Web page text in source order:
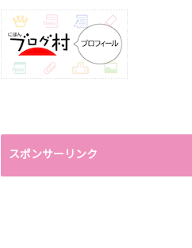
スポンサーリンク